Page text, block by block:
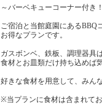
～バーベキューコーナー付き
ご宿泊と当館庭園にあるBBQ
お得なプランです。
ガスボンベ、鉄板、調理器具
食材とお皿類だけ持ち込めば
好きな食材を用意して、みん
※当プランに食材は含まれてお